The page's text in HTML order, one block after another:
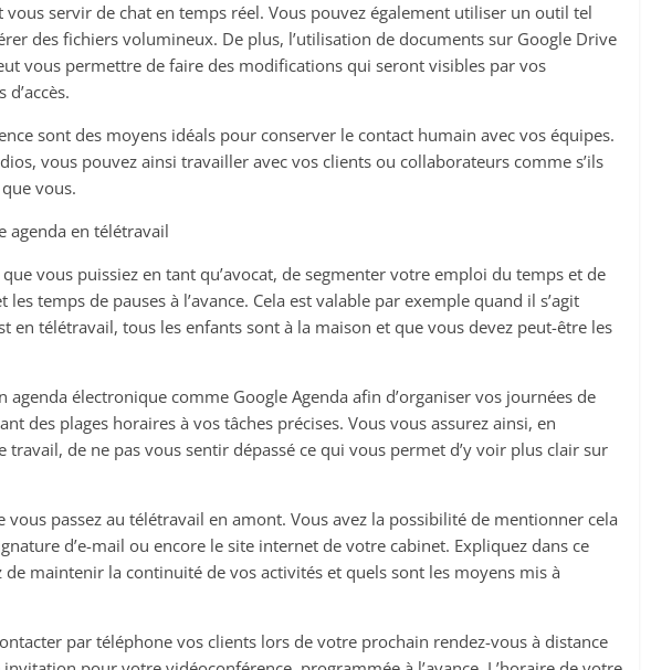
vous servir de chat en temps réel. Vous pouvez également utiliser un outil tel
des fichiers volumineux. De plus, l’utilisation de documents sur Google Drive
vous permettre de faire des modifications qui seront visibles par vos
sont des moyens idéals pour conserver le contact humain avec vos équipes.
vous pouvez ainsi travailler avec vos clients ou collaborateurs comme s’ils
vous.
agenda en télétravail
vous puissiez en tant qu’avocat, de segmenter votre emploi du temps et de
temps de pauses à l’avance. Cela est valable par exemple quand il s’agit
en télétravail, tous les enfants sont à la maison et que vous devez peut-être les
agenda électronique comme Google Agenda afin d’organiser vos journées de
des plages horaires à vos tâches précises. Vous vous assurez ainsi, en
de ne pas vous sentir dépassé ce qui vous permet d’y voir plus clair sur
vous passez au télétravail en amont. Vous avez la possibilité de mentionner cela
d’e-mail ou encore le site internet de votre cabinet. Expliquez dans ce
de maintenir la continuité de vos activités et quels sont les moyens mis à
par téléphone vos clients lors de votre prochain rendez-vous à distance